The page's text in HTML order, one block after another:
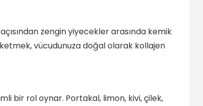
zengin yiyecekler arasında kemik
vücudunuza doğal olarak kollajen
bir rol oynar. Portakal, limon, kivi, çilek,